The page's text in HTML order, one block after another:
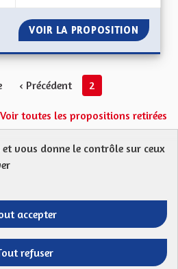
VOIR LA PROPOSITION MA
‹ Précédent 2
Voir toutes les propositions retirées
fichiers Open Data
vos mains - Collectivité
Entre vos mains - Collectivité
Entre vos mains - Collectivité
Entre vos mains -
et vous donne le contrôle sur ceux
accepter
refuser